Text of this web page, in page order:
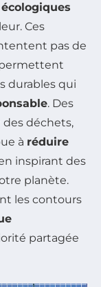
Ces
pas de
durables qui
. Des
des déchets,
à réduire
inspirant des
planète.
les contours
partagée